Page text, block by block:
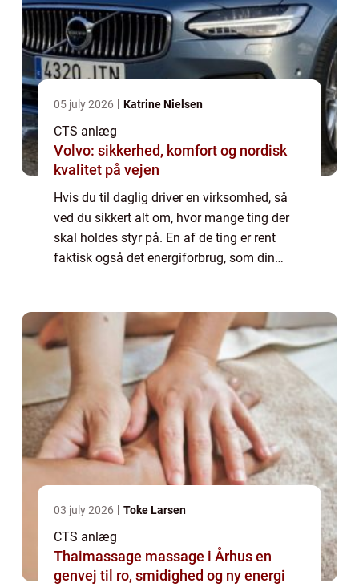
05 july 2026 Katrine Nielsen
CTS anlæg
Volvo: sikkerhed, komfort og nordisk
kvalitet på vejen
Hvis du til daglig driver en virksomhed, så
ved du sikkert alt om, hvor mange ting der
skal holdes styr på. En af de ting er rent
faktisk også det energiforbrug, som din
03 july 2026 Toke Larsen
CTS anlæg
Thaimassage massage i Århus en
genvej til ro, smidighed og ny energi